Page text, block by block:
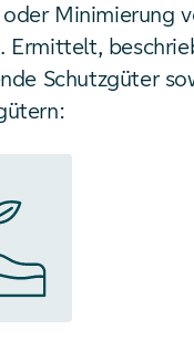
Minimierung
Ermittelt,
Schutzgüter